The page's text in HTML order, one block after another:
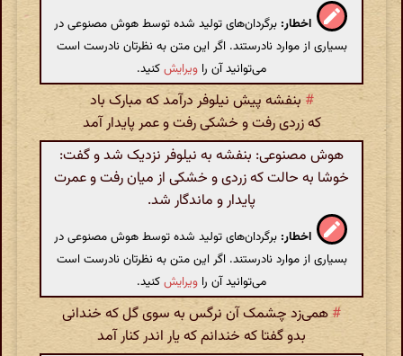
اخطار: برگردان‌های تولید شده توسط هوش مصنوعی در
بسیاری از موارد نادرستند. اگر این متن به نظرتان نادرست است
می‌توانید آن را ویرایشکنید.
# بنفشه پیش نیلوفر درآمد که مبارک باد
که زردی رفت و خشکی رفت و عمر پایدار آمد
هوش مصنوعی: بنفشه به نیلوفر نزدیک شد و گفت:
خوشا به حالت که زردی و خشکی از میان رفت و عمرت
پایدار و ماندگار شد.
اخطار: برگردان‌های تولید شده توسط هوش مصنوعی در
بسیاری از موارد نادرستند. اگر این متن به نظرتان نادرست است
می‌توانید آن را ویرایشکنید.
#همی‌زد چشمک آن نرگس به سوی گل که خندانی
بدو گفتا که خندانم که یار اندر کنار آمد